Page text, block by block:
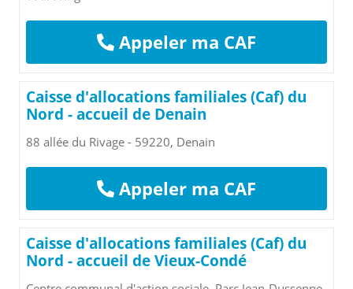
Appeler ma CAF
Caisse d'allocations familiales (Caf) du
Nord - accueil de Denain
88 allée du Rivage - 59220, Denain
Appeler ma CAF
Caisse d'allocations familiales (Caf) du
Nord - accueil de Vieux-Condé